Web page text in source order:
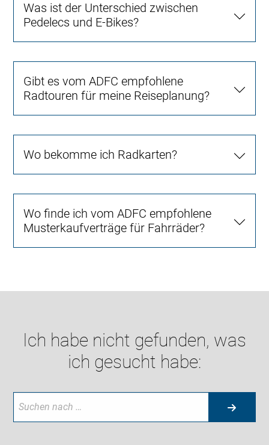
Was ist der Unterschied zwischen
Pedelecs und E-Bikes?
Gibt es vom ADFC empfohlene
Radtouren für meine Reiseplanung?
Wo bekomme ich Radkarten?
Wo finde ich vom ADFC empfohlene
Musterkaufverträge für Fahrräder?
Ich habe nicht gefunden, was
ich gesucht habe: